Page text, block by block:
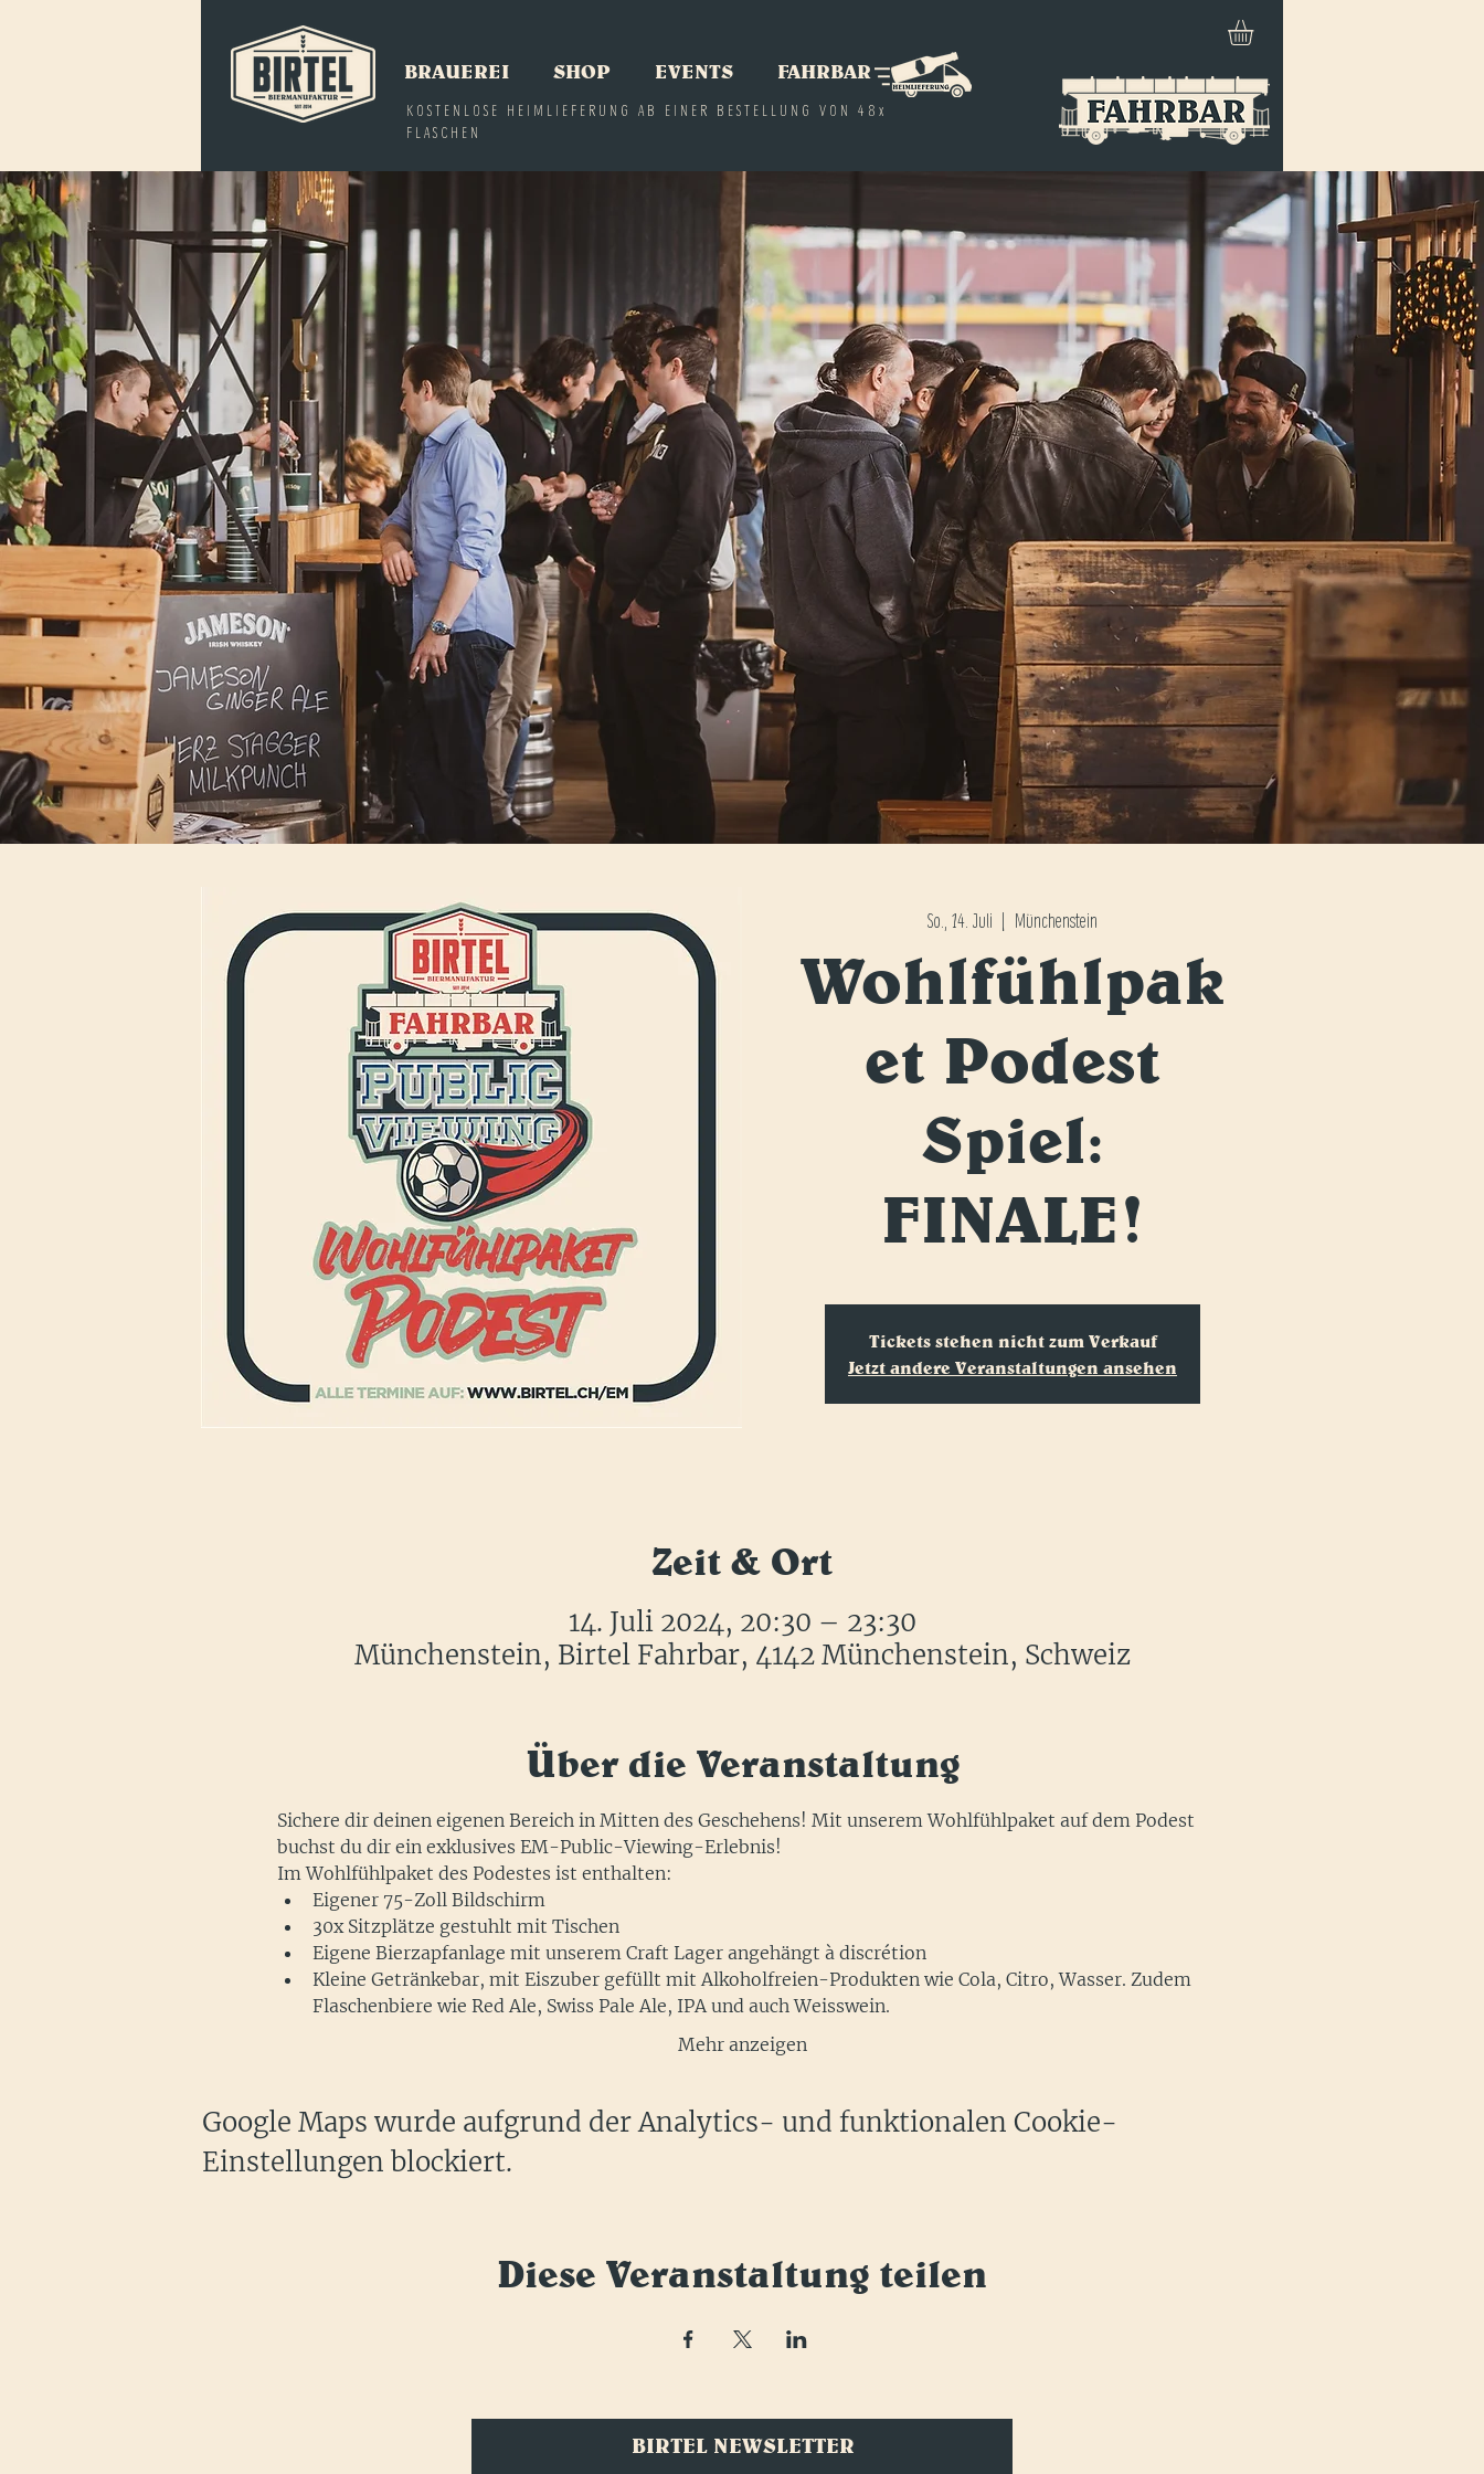
BRAUEREI SHOP EVENTS FAHRBAR
KOSTENLOSE HEIMLIEFERUNG AB EINER BESTELLUNG VON 48x
FLASCHEN
So., 14. Juli Münchenstein
Wohlfühlpak
et Podest
Spiel:
FINALE!
Tickets stehen nicht zum Verkauf
Jetzt andere Veranstaltungen ansehen
Zeit & Ort
14. Juli 2024, 20:30 – 23:30
Münchenstein, Birtel Fahrbar, 4142 Münchenstein, Schweiz
Über die Veranstaltung
Sichere dir deinen eigenen Bereich in Mitten des Geschehens! Mit unserem Wohlfühlpaket auf dem Podest
buchst du dir ein exklusives EM-Public-Viewing-Erlebnis!
Im Wohlfühlpaket des Podestes ist enthalten:
Eigener 75-Zoll Bildschirm
30x Sitzplätze gestuhlt mit Tischen
Eigene Bierzapfanlage mit unserem Craft Lager angehängt à discrétion
Kleine Getränkebar, mit Eiszuber gefüllt mit Alkoholfreien-Produkten wie Cola, Citro, Wasser. Zudem
Flaschenbiere wie Red Ale, Swiss Pale Ale, IPA und auch Weisswein.
Mehr anzeigen
Google Maps wurde aufgrund der Analytics- und funktionalen Cookie-
Einstellungen blockiert.
Diese Veranstaltung teilen
BIRTEL NEWSLETTER